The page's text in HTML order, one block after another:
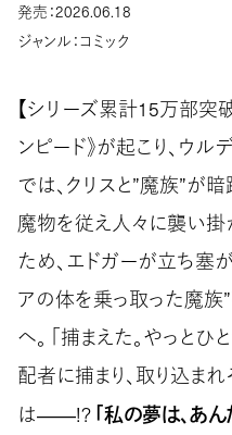
発売：2026.06.18
ジャンル：コミック
【シリーズ累計15万部突
ンピード》が起こり、ウ
では、クリスと”魔族”が暗
魔物を従え人々に襲い掛
ため、エドガーが立ち塞が
アの体を乗っ取った魔族
へ。 「捕まえた。やっと
配者に捕まり、取り込ま
は――!? 「私の夢は、あ